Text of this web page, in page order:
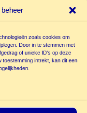
zoals cookies om
Door in te stemmen met
of unieke ID's op deze
toestemming intrekt, kan dit een